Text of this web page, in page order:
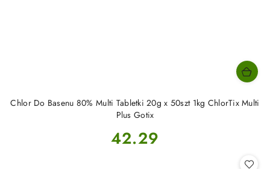
Chlor Do Basenu 80% Multi Tabletki 20g x 50szt 1kg ChlorTix Multi
Plus Gotix
Cena:
42.29